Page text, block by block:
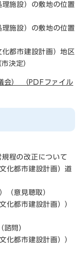
施設）の敷地の位置
施設）の敷地の位置
都市建設計画）地区
決定）
会） （PDFファイル
程の改正について
化都市建設計画）道
意見聴取）
化都市建設計画））
問）
化都市建設計画））